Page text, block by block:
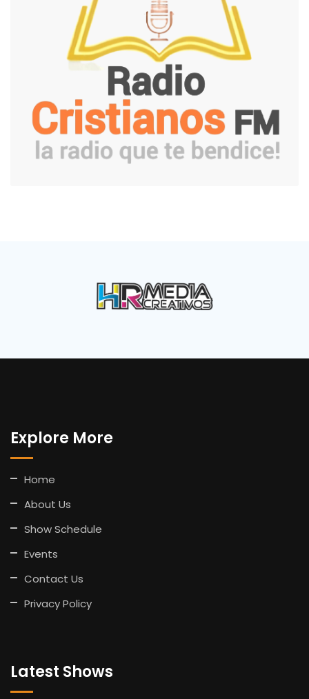
Explore More
Home
About Us
Show Schedule
Events
Contact Us
Privacy Policy
Latest Shows